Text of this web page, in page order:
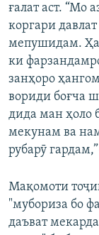
ғалат аст. “Мо
коргари
мепушидам.
ки
занҳоро
вориди боғча
дида ман ҳоло
мекунам ва
рубарӯ
Мақомоти
"мубориза бо
даъват